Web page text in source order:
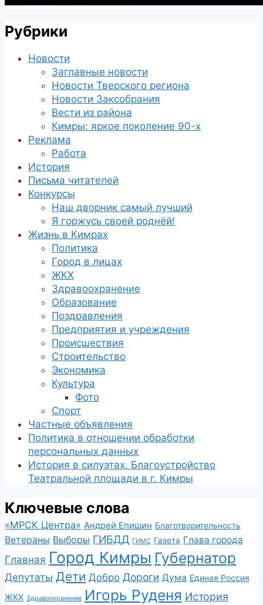
Рубрики
Новости
Заглавные новости
Новости Тверского региона
Новости Заксобрания
Вести из района
Кимры: яркое поколение 90-х
Реклама
Работа
История
Письма читателей
Конкурсы
Наш дворник самый лучший
Я горжусь своей роднёй!
Жизнь в Кимрах
Политика
Город в лицах
ЖКХ
Здравоохранение
Образование
Поздравления
Предприятия и учреждения
Происшествия
Строительство
Экономика
Культура
Фото
Спорт
Частные объявления
Политика в отношении обработки
персональных данных
История в силуэтах. Благоустройство
Театральной площади в г. Кимры
Ключевые слова
«МРСК Центра» Андрей Епишин Благотворительность
Ветераны Выборы ГИБДД ГИМС Газета Глава города
Главная Город Кимры Губернатор
Депутаты Дети Добро Дороги Дума Единая Россия
ЖКХ Здравоохранение Игорь Руденя История